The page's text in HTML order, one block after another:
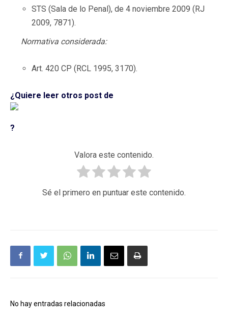
STS (Sala de lo Penal), de 4 noviembre 2009 (RJ
2009, 7871).
Normativa considerada:
Art. 420 CP (RCL 1995, 3170).
¿Quiere leer otros post de
?
Valora este contenido.
Sé el primero en puntuar este contenido.
No hay entradas relacionadas